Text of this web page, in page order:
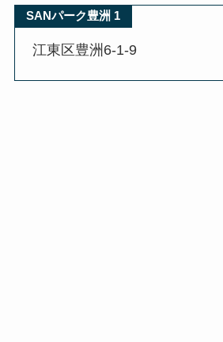
SANパーク豊洲 1
江東区豊洲6-1-9